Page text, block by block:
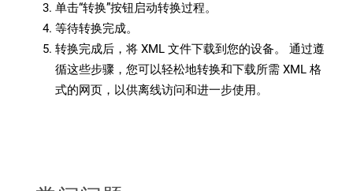
单击“转换”按钮启动转换过程。
等待转换完成。
转换完成后，将 XML 文件下载到您的设备。 通过遵
循这些步骤，您可以轻松地转换和下载所需 XML 格
式的网页，以供离线访问和进一步使用。